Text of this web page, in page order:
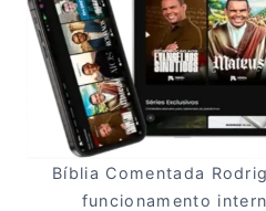
Bíblia Comentada
funcionamento